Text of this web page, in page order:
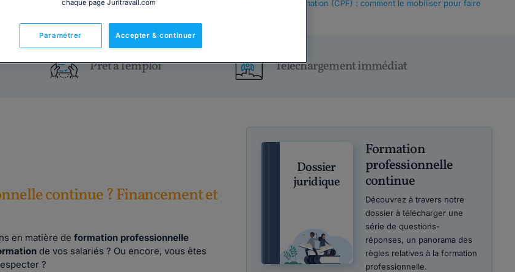
Vous êtes un particulier ?Découvrez notre dossier Compte Personnel de Formation (CPF) : comment le mobiliser pour faire
Prêt à l'emploi Téléchargement immédiat
continue ? Financement et
en matière de formation professionnelle
de vos salariés ? Ou encore, vous êtes
?
Dossier
juridique
Formation
professionnelle
continue
Découvrez à travers notre
dossier à télécharger une
série de questions-
réponses, un panorama des
règles relatives à la formation
professionnelle.
chaque page Juritravail.com
Accepter & continuer
Paramétrer